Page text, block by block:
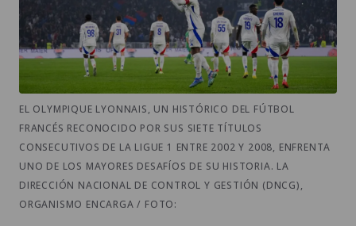
EL OLYMPIQUE LYONNAIS, UN HISTÓRICO DEL FÚTBOL
FRANCÉS RECONOCIDO POR SUS SIETE TÍTULOS
CONSECUTIVOS DE LA LIGUE 1 ENTRE 2002 Y 2008, ENFRENTA
UNO DE LOS MAYORES DESAFÍOS DE SU HISTORIA. LA
DIRECCIÓN NACIONAL DE CONTROL Y GESTIÓN (DNCG),
ORGANISMO ENCARGA / FOTO: